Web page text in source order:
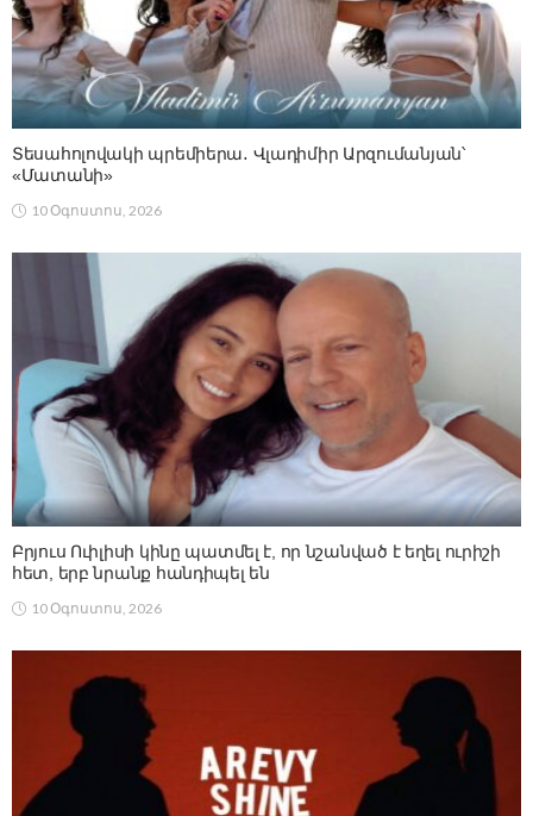
Տեսահոլովակի պրեմիերա․ Վլադիմիր Արզումանյան՝
«Մատանի»
10 Օգոստոս, 2026
Բրյուս Ուիլիսի կինը պատմել է, որ նշանված է եղել ուրիշի
հետ, երբ նրանք հանդիպել են
10 Օգոստոս, 2026